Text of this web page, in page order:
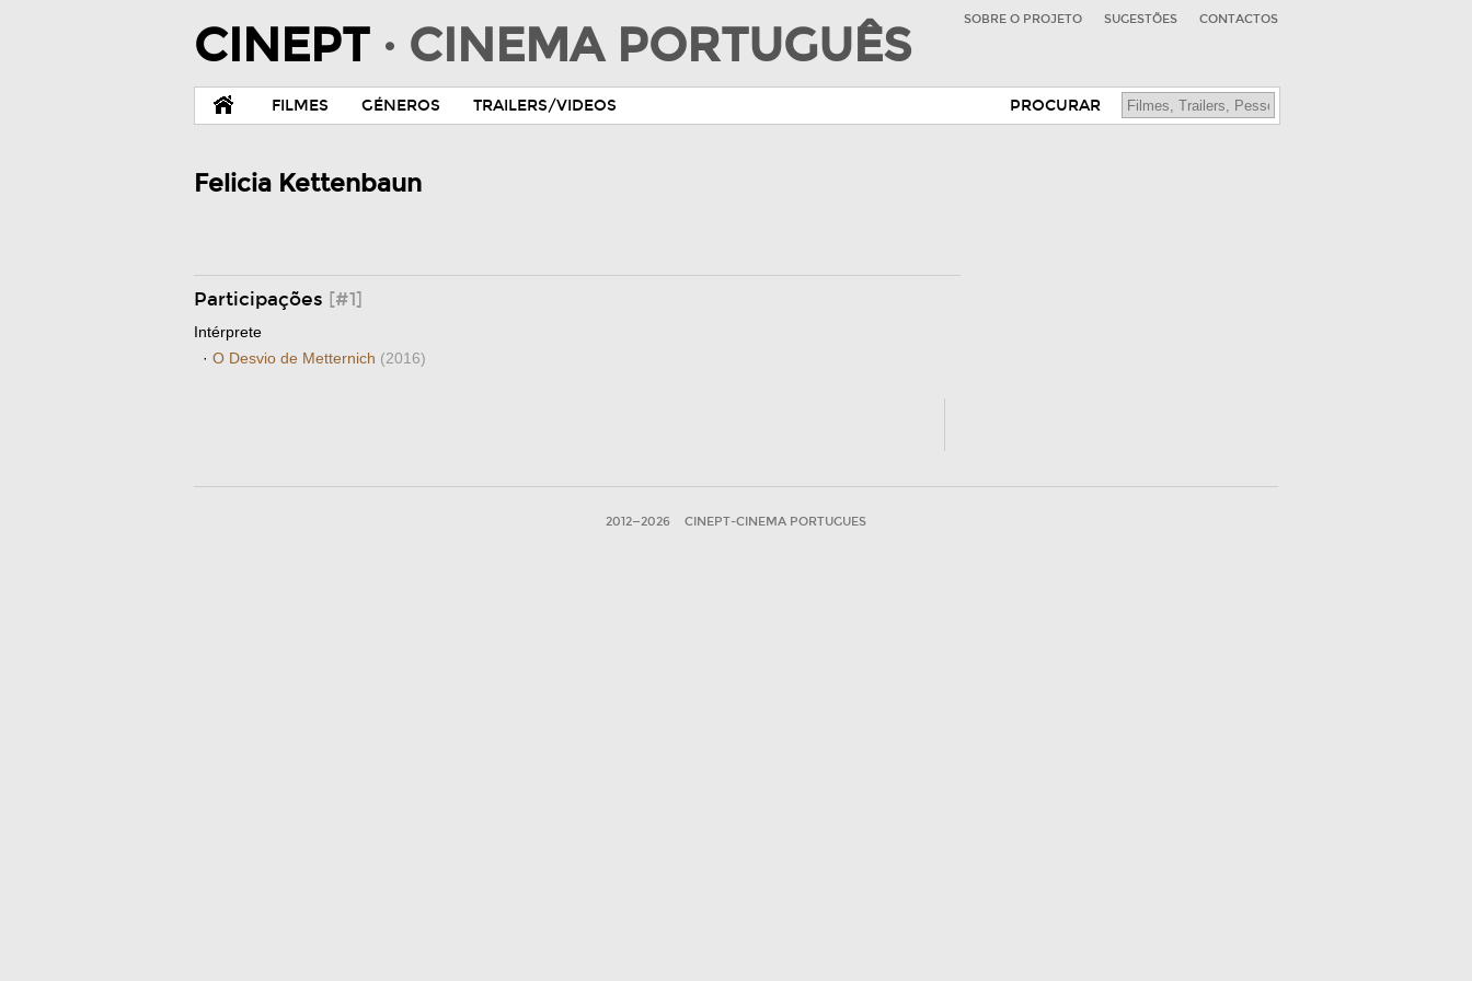
CINEPT · CINEMA PORTUGUÊS SOBRE O PROJETO SUGESTÕES CONTACTOS
FILMES GÉNEROS TRAILERS/VIDEOS PROCURAR
Felicia Kettenbaun
Participações [#1]
Intérprete
· O Desvio de Metternich (2016)
2012—2026 CINEPT-CINEMA PORTUGUES